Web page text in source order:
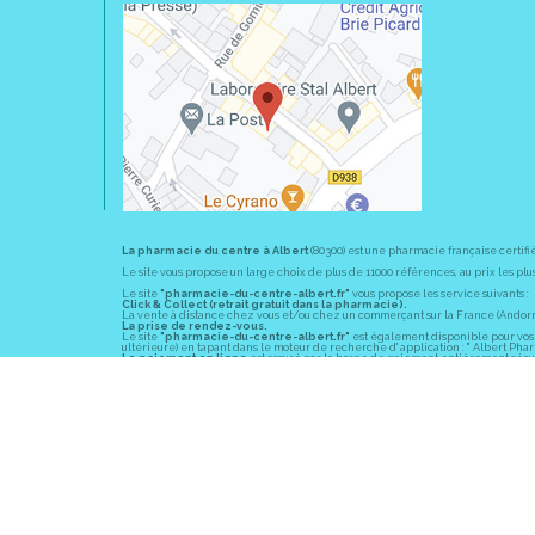
La pharmacie du centre à Albert(80300) est une pharmacie française
Le site vous propose un large choix de plus de 11000 références, au prix les
Le site "pharmacie-du-centre-albert.fr" vous propose les service suivants :
Click & Collect (retrait gratuit dans la pharmacie).
La vente à distance chez vous et/ou chez un commerçant sur la France
La prise de rendez-vous.
Le site "pharmacie-du-centre-albert.fr" est également disponible pour vos
ultérieure) en tapant dans le moteur de recherche d' application : " Albert
Le paiement en ligneest assuré par la borne de paiement entièrement